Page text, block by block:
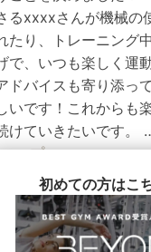
るxxxxさんが機械の
たり、トレーニング
で、いつも楽しく運
ドバイスも寄り添っ
いです！これからも
けていきたいです。
ップ
初めての方はこ